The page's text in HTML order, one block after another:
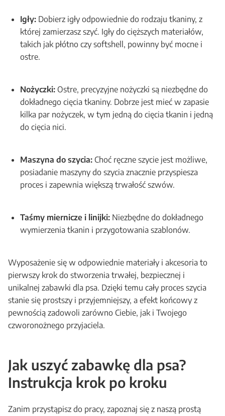
Igły: Dobierz igły odpowiednie do rodzaju tkaniny, z
której zamierzasz szyć. Igły do cięższych materiałów,
takich jak płótno czy softshell, powinny być mocne i
ostre.
Nożyczki: Ostre, precyzyjne nożyczki są niezbędne do
dokładnego cięcia tkaniny. Dobrze jest mieć w zapasie
kilka par nożyczek, w tym jedną do cięcia tkanin i jedną
do cięcia nici.
Maszyna do szycia: Choć ręczne szycie jest możliwe,
posiadanie maszyny do szycia znacznie przyspiesza
proces i zapewnia większą trwałość szwów.
Taśmy miernicze i linijki: Niezbędne do dokładnego
wymierzenia tkanin i przygotowania szablonów.
Wyposażenie się w odpowiednie materiały i akcesoria to
pierwszy krok do stworzenia trwałej, bezpiecznej i
unikalnej zabawki dla psa. Dzięki temu cały proces szycia
stanie się prostszy i przyjemniejszy, a efekt końcowy z
pewnością zadowoli zarówno Ciebie, jak i Twojego
czworonożnego przyjaciela.
Jak uszyć zabawkę dla psa?
Instrukcja krok po kroku
Zanim przystąpisz do pracy, zapoznaj się z naszą prostą